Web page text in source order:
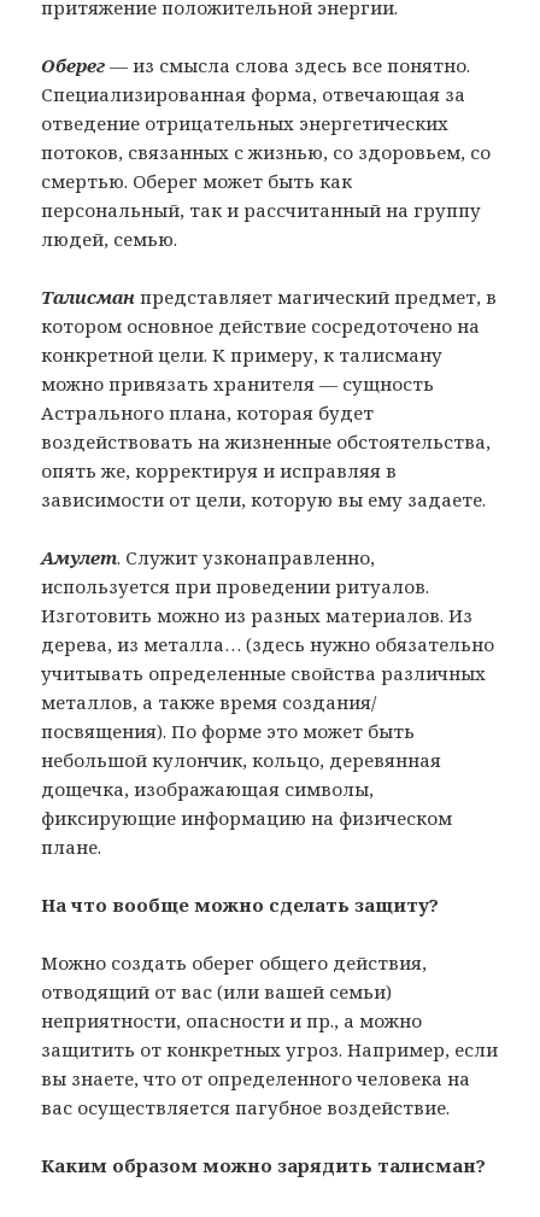
притяжение положительной энергии.
Оберег — из смысла слова здесь все понятно.
Специализированная форма, отвечающая за
отведение отрицательных энергетических
потоков, связанных с жизнью, со здоровьем, со
смертью. Оберег может быть как
персональный, так и рассчитанный на группу
людей, семью.
Талисман представляет магический предмет, в
котором основное действие сосредоточено на
конкретной цели. К примеру, к талисману
можно привязать хранителя — сущность
Астрального плана, которая будет
воздействовать на жизненные обстоятельства,
опять же, корректируя и исправляя в
зависимости от цели, которую вы ему задаете.
Амулет. Служит узконаправленно,
используется при проведении ритуалов.
Изготовить можно из разных материалов. Из
дерева, из металла… (здесь нужно обязательно
учитывать определенные свойства различных
металлов, а также время создания/
посвящения). По форме это может быть
небольшой кулончик, кольцо, деревянная
дощечка, изображающая символы,
фиксирующие информацию на физическом
плане.
На что вообще можно сделать защиту?
Можно создать оберег общего действия,
отводящий от вас (или вашей семьи)
неприятности, опасности и пр., а можно
защитить от конкретных угроз. Например, если
вы знаете, что от определенного человека на
вас осуществляется пагубное воздействие.
Каким образом можно зарядить талисман?